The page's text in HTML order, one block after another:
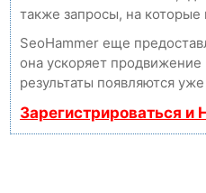
также запросы, на
SeoHammer еще
она ускоряет продвижение
результаты появляются
Зарегистрироваться и